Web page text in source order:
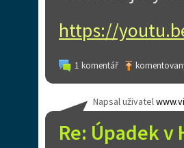
https://
1 komentář
Re: Úpadek
Napsal uživatel